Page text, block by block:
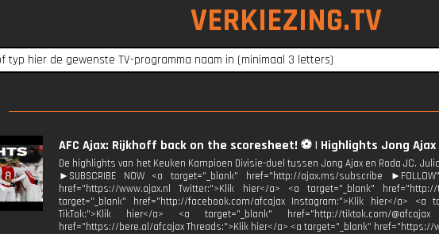
VERKIEZING.TV
AFC Ajax: Rijkhoff back on the scoresheet! ⚽️ | Highlights Jong Ajax
De highlights van het Keuken Kampioen Divisie-duel tussen Jong Ajax en Roda JC.
►SUBSCRIBE NOW <a target="_blank" href="http://ajax.ms/subscribe
href="https://www.ajax.nl Twitter:">Klik hier</a> <a target="_blank"
target="_blank" href="http://facebook.com/afcajax Instagram:">Klik hier</a> <a
TikTok:">Klik hier</a> <a target="_blank" href="http://tiktok.com/
href="https://bere.al/afcajax Threads:">Klik hier</a> <a target="_blank" href="https://